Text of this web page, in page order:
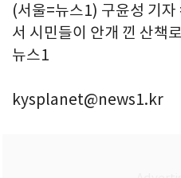
(서울=뉴스1) 구윤성 기자
서 시민들이 안개 낀 산책
뉴스1
kysplanet@news1.kr